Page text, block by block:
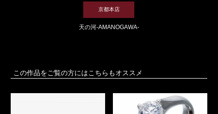
京都本店
天の河-AMANOGAWA-
この作品をご覧の方にはこちらもオススメ